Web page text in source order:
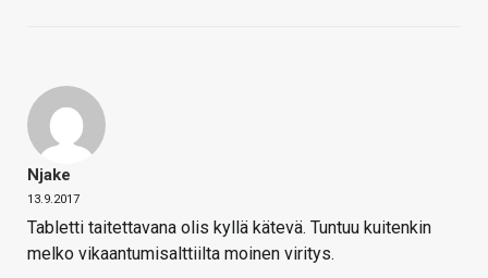
Njake
13.9.2017
Tabletti taitettavana olis kyllä kätevä. Tuntuu kuitenkin
melko vikaantumisalttiilta moinen viritys.